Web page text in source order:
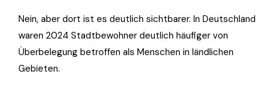
Nein, aber dort ist es deutlich sichtbarer. In Deutschland
waren 2024 Stadtbewohner deutlich häufiger von
Überbelegung betroffen als Menschen in ländlichen
Gebieten.